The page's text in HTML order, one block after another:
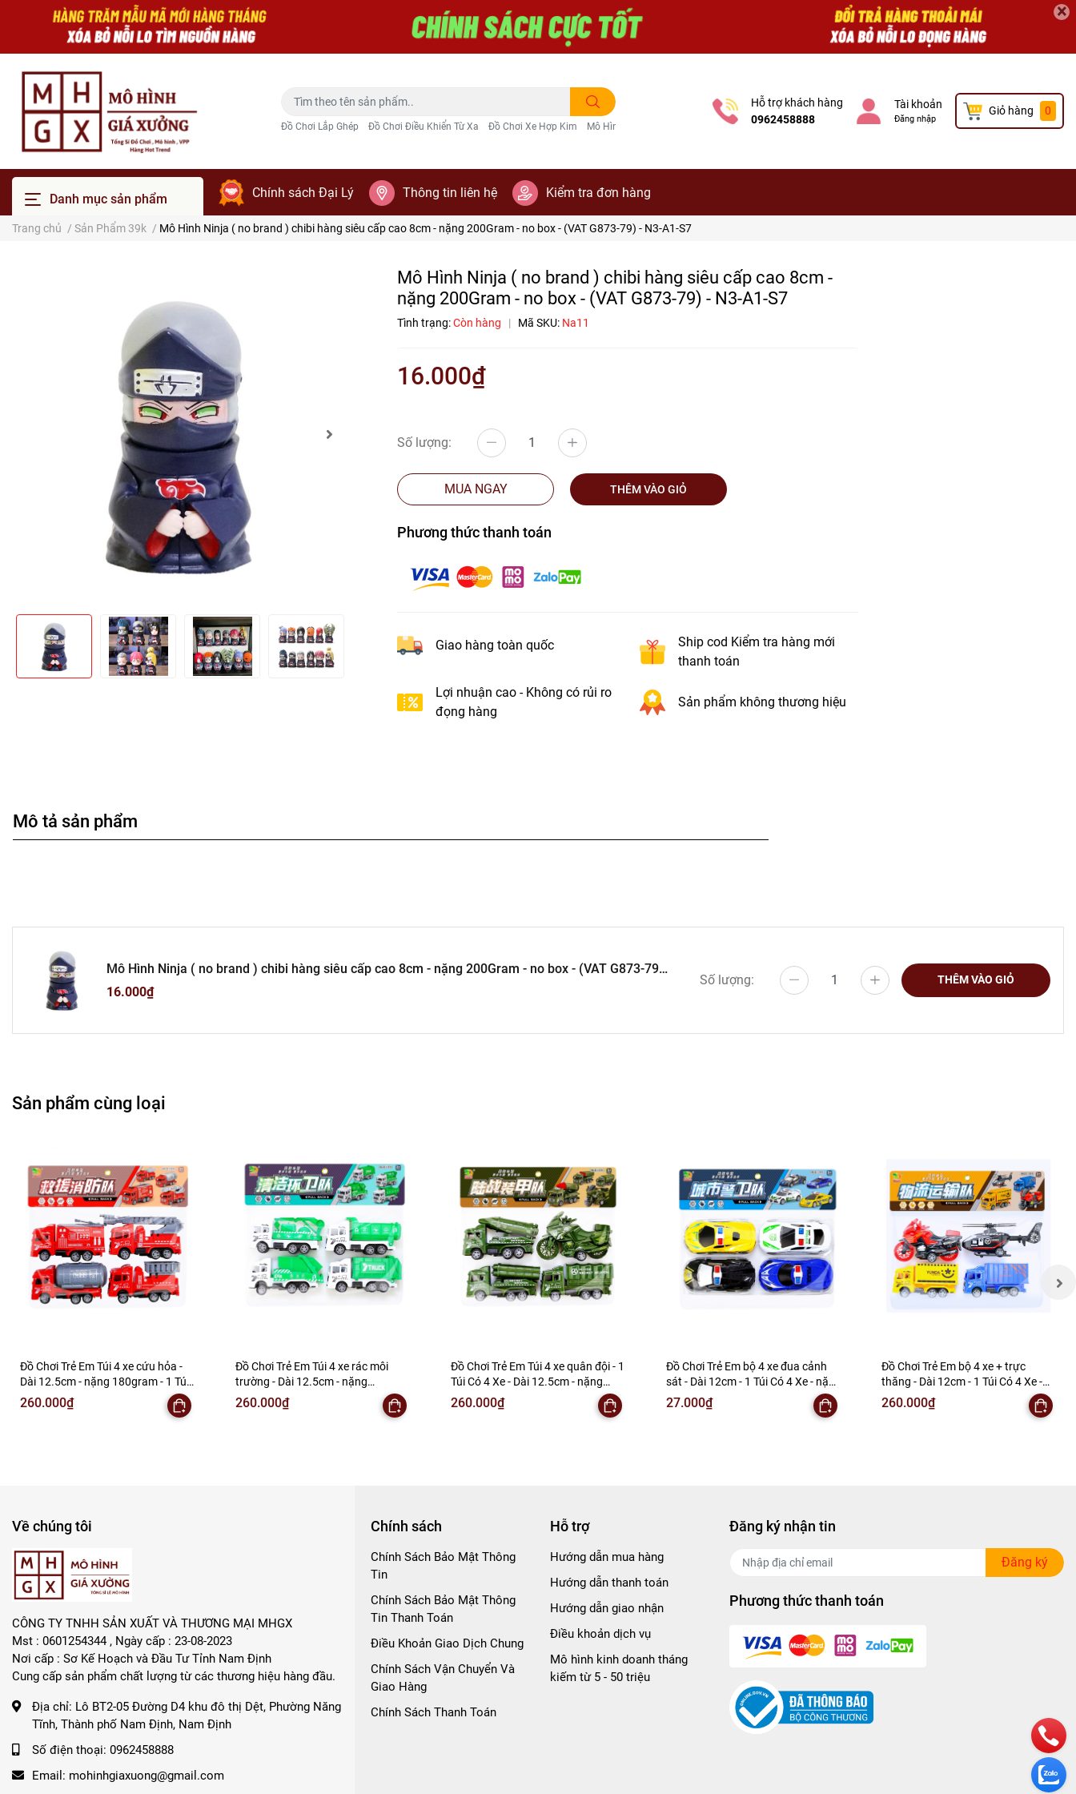
×
Đồ Chơi Lắp Ghép Đồ Chơi Điều Khiển Từ Xa Đồ Chơi Xe Hợp Kim Mô Hình Trang Trí
Hỗ trợ khách hàng
0962458888
Tài khoản
Đăng nhập
Giỏ hàng 0
Danh mục sản phẩm Chính sách Đại Lý Thông tin liên hệ Kiểm tra đơn hàng
Trang chủ / Sản Phẩm 39k / Mô Hình Ninja ( no brand ) chibi hàng siêu cấp cao 8cm - nặng 200Gram - no box - (VAT G873-79) - N3-A1-S7
Mô Hình Ninja ( no brand ) chibi hàng siêu cấp cao 8cm -
nặng 200Gram - no box - (VAT G873-79) - N3-A1-S7
Tình trạng:Còn hàng | Mã SKU: Na11
16.000₫
Số lượng:
MUA NGAY THÊM VÀO GIỎ
Phương thức thanh toán
Giao hàng toàn quốc
Ship cod Kiểm tra hàng mới
thanh toán
Lợi nhuận cao - Không có rủi ro
đọng hàng
Sản phẩm không thương hiệu
Mô tả sản phẩm
Mô Hình Ninja ( no brand ) chibi hàng siêu cấp cao 8cm - nặng 200Gram - no box - (VAT G873-79) -
N3-A1-S7
16.000₫
Số lượng: THÊM VÀO GIỎ
Sản phẩm cùng loại
Đồ Chơi Trẻ Em Túi 4 xe cứu hỏa -
Dài 12.5cm - nặng 180gram - 1 Túi
Có 4 Xe - Bọc Túi - SKU : DC9 - ( VAT
: DC3 ) K146-T2-S12
260.000₫
Đồ Chơi Trẻ Em Túi 4 xe rác môi
trường - Dài 12.5cm - nặng
180gram - 1 Túi Có 4 Xe - Bọc Túi -
SKU : DC8 - ( VAT : DC3 ) K146-T2-
260.000₫
Đồ Chơi Trẻ Em Túi 4 xe quân đội - 1
Túi Có 4 Xe - Dài 12.5cm - nặng
180gram - Bọc Túi - SKU : DC7 - (
VAT : DC3 ) K146-T2-S10
260.000₫
Đồ Chơi Trẻ Em bộ 4 xe đua cảnh
sát - Dài 12cm - 1 Túi Có 4 Xe - nặng
180gram - Bọc Túi - SKU : DC6 - (
VAT : DC3 ) K146-T2-S9
27.000₫
Đồ Chơi Trẻ Em bộ 4 xe + trực
thăng - Dài 12cm - 1 Túi Có 4 Xe -
nặng 180gram - Bọc Túi - SKU : DC5
-( VAT : DC3 ) K146-T2-S13
260.000₫
Về chúng tôi
CÔNG TY TNHH SẢN XUẤT VÀ THƯƠNG MẠI MHGX
Mst : 0601254344 , Ngày cấp : 23-08-2023
Nơi cấp : Sơ Kế Hoạch và Đầu Tư Tỉnh Nam Định
Cung cấp sản phẩm chất lượng từ các thương hiệu hàng đầu.
Địa chỉ: Lô BT2-05 Đường D4 khu đô thị Dệt, Phường Năng
Tĩnh, Thành phố Nam Định, Nam Định
Số điện thoại: 0962458888
Email: mohinhgiaxuong@gmail.com
Chính sách
Chính Sách Bảo Mật Thông
Tin
Chính Sách Bảo Mật Thông
Tin Thanh Toán
Điều Khoản Giao Dịch Chung
Chính Sách Vận Chuyển Và
Giao Hàng
Chính Sách Thanh Toán
Hỗ trợ
Hướng dẫn mua hàng
Hướng dẫn thanh toán
Hướng dẫn giao nhận
Điều khoản dịch vụ
Mô hình kinh doanh tháng
kiếm từ 5 - 50 triệu
Đăng ký nhận tin
Đăng ký
Phương thức thanh toán